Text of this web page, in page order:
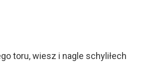
toru, wiesz i nagle schyliłech